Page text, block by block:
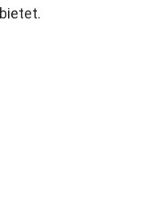
bietet.